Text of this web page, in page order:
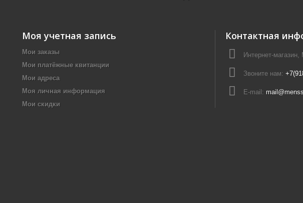
Моя учетная запись
Мои заказы
Мои платёжные квитанции
Мои адреса
Моя личная информация
Мои скидки
Контактная
Интернет-магазин,
Звоните нам:
E-mail: